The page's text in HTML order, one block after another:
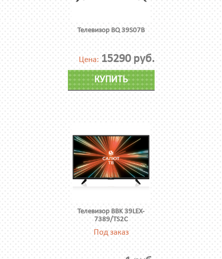
Телевизор BQ 39S07B
Цена: 15290 руб.
КУПИТЬ
Телевизор BBK 39LEX-
7389/TS2C
Под заказ